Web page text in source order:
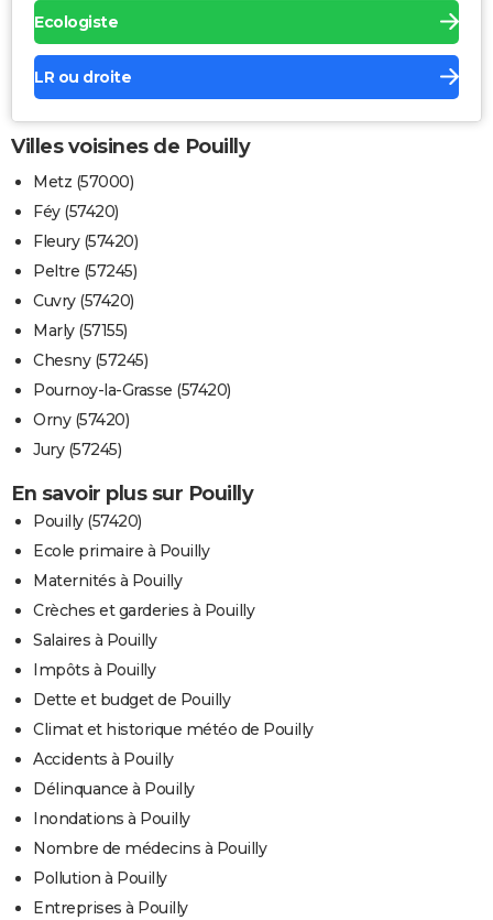
Ecologiste
LR ou droite
Villes voisines de Pouilly
Metz (57000)
Féy (57420)
Fleury (57420)
Peltre (57245)
Cuvry (57420)
Marly (57155)
Chesny (57245)
Pournoy-la-Grasse (57420)
Orny (57420)
Jury (57245)
En savoir plus sur Pouilly
Pouilly (57420)
Ecole primaire à Pouilly
Maternités à Pouilly
Crèches et garderies à Pouilly
Salaires à Pouilly
Impôts à Pouilly
Dette et budget de Pouilly
Climat et historique météo de Pouilly
Accidents à Pouilly
Délinquance à Pouilly
Inondations à Pouilly
Nombre de médecins à Pouilly
Pollution à Pouilly
Entreprises à Pouilly